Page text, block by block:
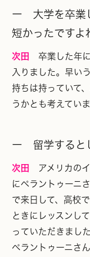
ー 大学を卒業
短かったですよ
次田
卒業した年に
入りました。早い
持ちは持っていて
うかとも考えていま
ー 留学すると
次田
アメリカのイ
にペラントゥーニ
で来日して、高校
ときにレッスンし
っていただきました
ペラントゥーニさ